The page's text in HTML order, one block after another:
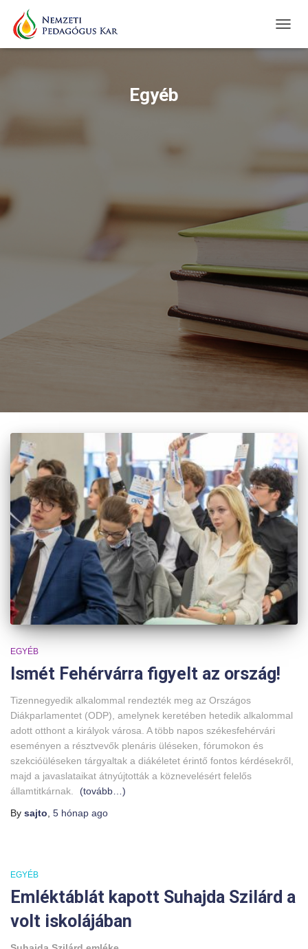
Egyéb
EGYÉB
Ismét Fehérvárra figyelt az ország!
Tizennegyedik alkalommal rendezték meg az Országos
Diákparlamentet (ODP), amelynek keretében hetedik alkalommal
adott otthont a királyok városa. A több napos székesfehérvári
eseményen a résztvevők plenáris üléseken, fórumokon és
szekcióüléseken tárgyaltak a diákéletet érintő fontos kérdésekről,
majd a javaslataikat átnyújtották a köznevelésért felelős
államtitkárnak.
(tovább…)
By sajto 5 hónap ago
EGYÉB
Emléktáblát kapott Suhajda Szilárd a
volt iskolájában